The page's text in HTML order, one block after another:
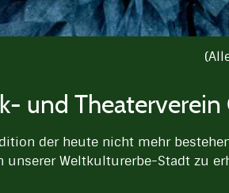
und
der heute nicht mehr
unserer Weltkulturerbe-Stadt zu